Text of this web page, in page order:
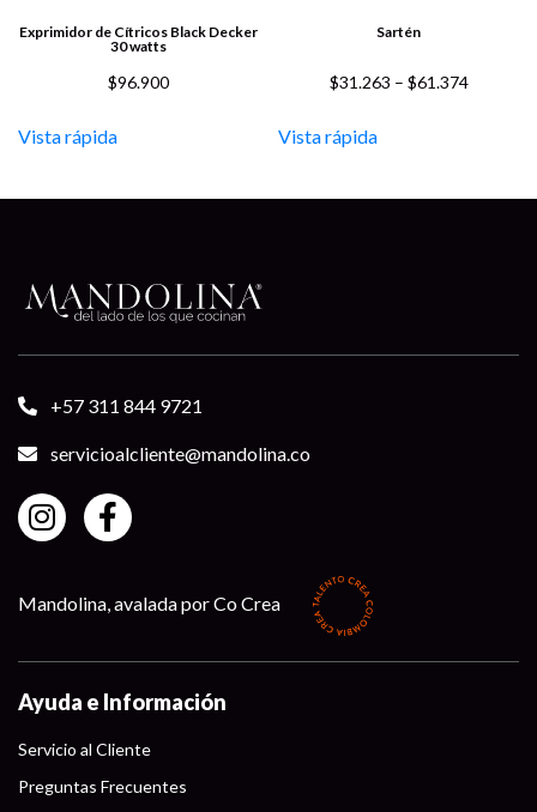
Exprimidor de Cítricos Black Decker
30 watts
$96.900
Vista rápida
Sartén
$31.263 – $61.374
Vista rápida
+57 311 844 9721
servicioalcliente@mandolina.co
Mandolina, avalada por Co Crea
Ayuda e Información
Servicio al Cliente
Preguntas Frecuentes